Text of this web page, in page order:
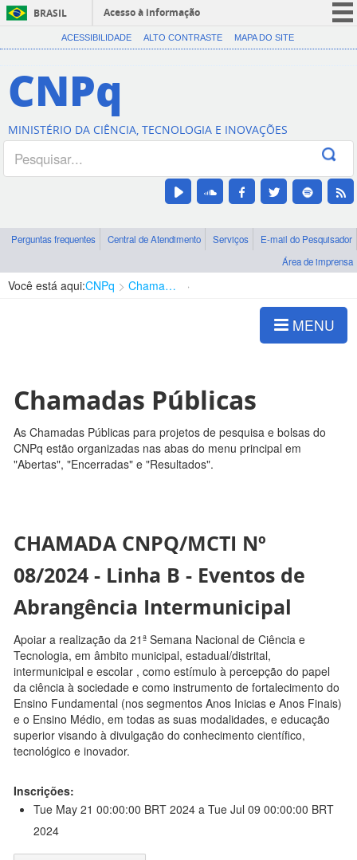
BRASIL
Acesso à informação
CORONAVÍRUS (COVID-19)
Canais
ACESSIBILIDADE ALTO CONTRASTE MAPA DO SITE
CNPq
MINISTÉRIO DA CIÊNCIA, TECNOLOGIA E INOVAÇÕES
Perguntas frequentes Central de Atendimento Serviços
E-mail do Pesquisador
Área de imprensa
Você está aqui:CNPq Chamadas
MENU
Chamadas Públicas
As Chamadas Públicas para projetos de pesquisa e bolsas do
CNPq estão organizadas nas abas do menu principal em
"Abertas", "Encerradas" e "Resultados".
CHAMADA CNPQ/MCTI Nº
08/2024 - Linha B - Eventos de
Abrangência Intermunicipal
Apoiar a realização da 21ª Semana Nacional de Ciência e
Tecnologia, em âmbito municipal, estadual/distrital,
intermunicipal e escolar , como estímulo à percepção do papel
da ciência à sociedade e como instrumento de fortalecimento do
Ensino Fundamental (nos segmentos Anos Inicias e Anos Finais)
e o Ensino Médio, em todas as suas modalidades, e educação
superior visando à divulgação do conhecimento científico,
tecnológico e inovador.
Inscrições:
Tue May 21 00:00:00 BRT 2024 a Tue Jul 09 00:00:00 BRT
2024